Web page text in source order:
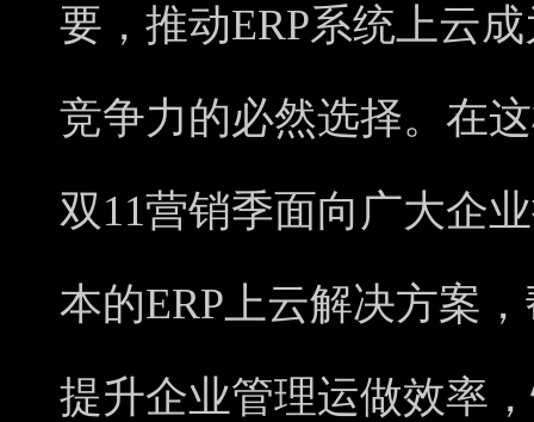
要，推动ERP系统上云
竞争力的必然选择。在
双11营销季面向广大企
本的ERP上云解决方案
提升企业管理运做效率